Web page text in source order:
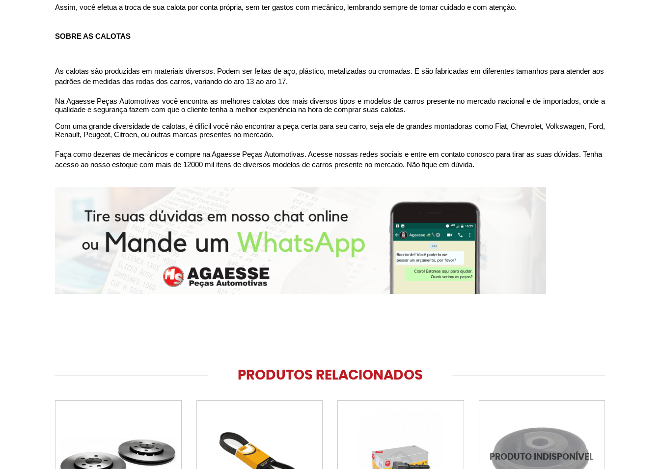
Assim, você efetua a troca de sua calota por conta própria, sem ter gastos com mecânico, lembrando sempre de tomar cuidado e com atenção.
SOBRE AS CALOTAS
As calotas são produzidas em materiais diversos. Podem ser feitas de aço, plástico, metalizadas ou cromadas. E são fabricadas em diferentes tamanhos para atender aos
padrões de medidas das rodas dos carros, variando do aro 13 ao aro 17.
Na Agaesse Peças Automotivas você encontra as melhores calotas dos mais diversos tipos e modelos de carros presente no mercado nacional e de importados, onde a
qualidade e segurança fazem com que o cliente tenha a melhor experiência na hora de comprar suas calotas.
Com uma grande diversidade de calotas, é difícil você não encontrar a peça certa para seu carro, seja ele de grandes montadoras como Fiat, Chevrolet, Volkswagen, Ford,
Renault, Peugeot, Citroen, ou outras marcas presentes no mercado.
Faça como dezenas de mecânicos e compre na Agaesse Peças Automotivas. Acesse nossas redes sociais e entre em contato conosco para tirar as suas dúvidas. Tenha
acesso ao nosso estoque com mais de 12000 mil itens de diversos modelos de carros presente no mercado. Não fique em dúvida.
PRODUTOS RELACIONADOS